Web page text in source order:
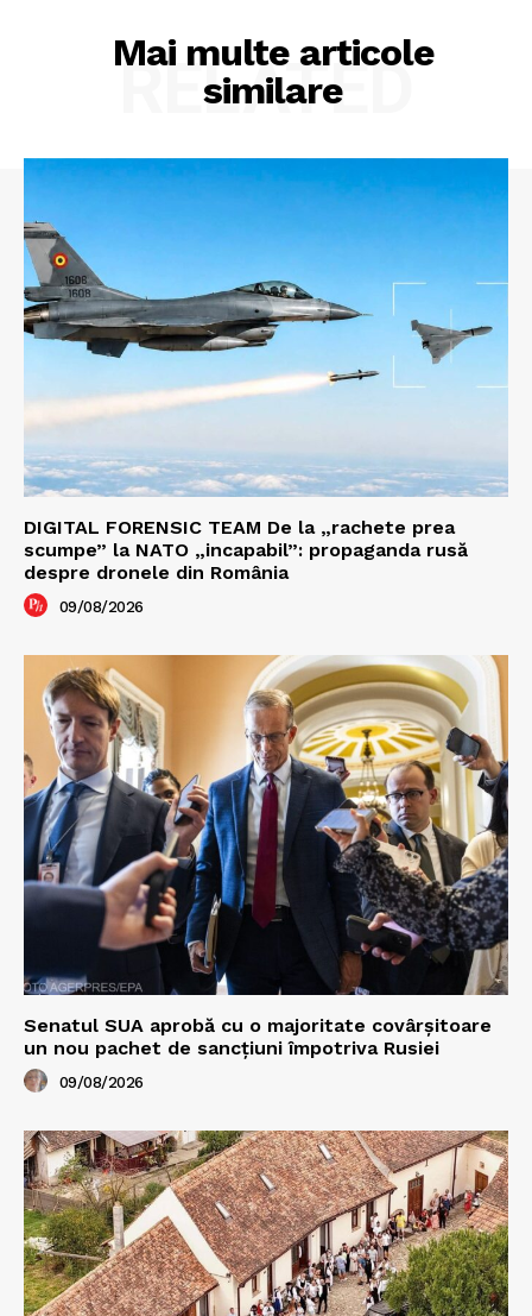
Mai multe articole
similare
RELATED
DIGITAL FORENSIC TEAM De la „rachete prea
scumpe” la NATO „incapabil”: propaganda rusă
despre dronele din România
09/08/2026
Senatul SUA aprobă cu o majoritate covârșitoare
un nou pachet de sancțiuni împotriva Rusiei
09/08/2026